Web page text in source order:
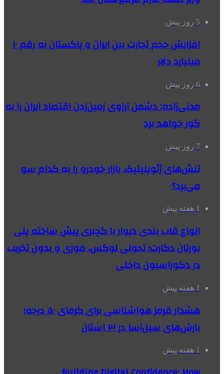
5 روز پیش
افزایش حجم تجارت بین ایران و پاکستان به رقم ۱۰
میلیارد دلار
6 روز پیش
مدنی‌زاده: دشمن آرزوی زمین‌زدن اقتصاد ایران را به
گور خواهد برد
7 روز پیش
تنش‌های ژئوپلیتیک، بازار خودرو را به کدام سو
می‌برد؟
1 هفته پیش
انواع قاب بندی دیوار با گچبری پیش ساخته پلی
یورتان دکارت؛ تحولی لوکس، فوری و بدون تخریب
در دکوراسیون داخلی
1 هفته پیش
هشدار قرمز هواشناسی برای گرمای ۵۰ درجه؛
بارش‌های سیل‌آسا در ۳ استان
1 هفته پیش